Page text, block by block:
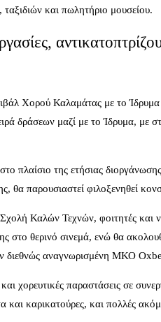
ταξιδιών και πωλητήριο μουσείου.
Χορού Καλαμάτας με το
δράσεων μαζί με το Ίδρυμα, με
της ετήσιας
παρουσιαστεί φιλοξενηθεί
Καλών Τεχνών, φοιτητές και
στο θερινό σινεμά, ενώ θα
διεθνώς αναγνωρισμένη ΜΚΟ
χορευτικές παραστάσεις σε
και καρικατούρες, και πολλές